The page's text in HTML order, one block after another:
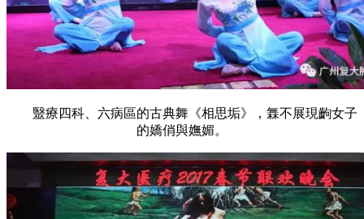
毉療四科、六病區的古典舞《相思垢》，橆不展現齣女子
的嬌俏與嫵媚。